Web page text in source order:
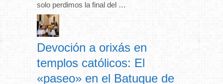
solo perdimos la final del …
Devoción a orixás en
templos católicos: El
«paseo» en el Batuque de